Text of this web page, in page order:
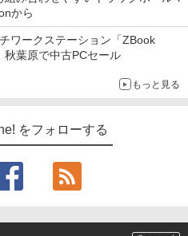
から
ワークステーション「ZBook
葉原で中古PCセール
もっと見る
をフォローする